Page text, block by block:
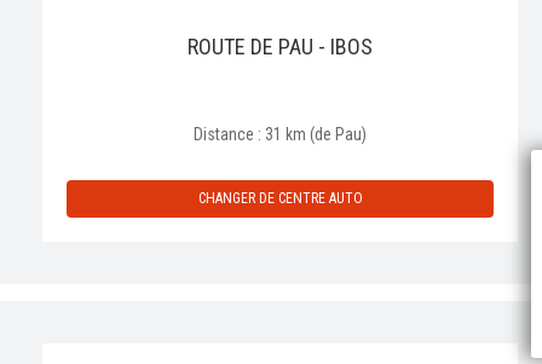
ROUTE DE PAU - IBOS
Distance : 31 km (de Pau)
CHANGER DE CENTRE AUTO